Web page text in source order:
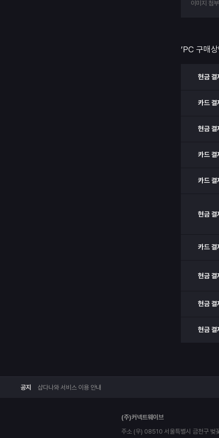
이미지 첨
’PC 구매
현금 결
카드 결
현금 결
카드 결
카드 결
현금 결
카드 결
현금 결
현금 결
현금 결
공지 샵다나와 서비스 이용 안내
(주)커넥트웨이브
주소 (우) 08510 서울특별시 금천구